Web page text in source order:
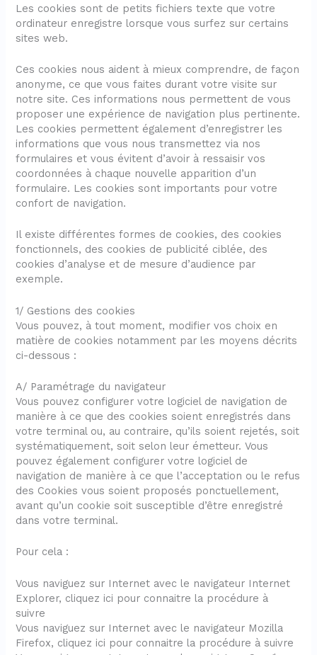
Les cookies sont de petits fichiers texte que votre
ordinateur enregistre lorsque vous surfez sur certains
sites web.
Ces cookies nous aident à mieux comprendre, de façon
anonyme, ce que vous faites durant votre visite sur
notre site. Ces informations nous permettent de vous
proposer une expérience de navigation plus pertinente.
Les cookies permettent également d’enregistrer les
informations que vous nous transmettez via nos
formulaires et vous évitent d’avoir à ressaisir vos
coordonnées à chaque nouvelle apparition d’un
formulaire. Les cookies sont importants pour votre
confort de navigation.
Il existe différentes formes de cookies, des cookies
fonctionnels, des cookies de publicité ciblée, des
cookies d’analyse et de mesure d’audience par
exemple.
1/ Gestions des cookies
Vous pouvez, à tout moment, modifier vos choix en
matière de cookies notamment par les moyens décrits
ci-dessous :
A/ Paramétrage du navigateur
Vous pouvez configurer votre logiciel de navigation de
manière à ce que des cookies soient enregistrés dans
votre terminal ou, au contraire, qu’ils soient rejetés, soit
systématiquement, soit selon leur émetteur. Vous
pouvez également configurer votre logiciel de
navigation de manière à ce que l’acceptation ou le refus
des Cookies vous soient proposés ponctuellement,
avant qu’un cookie soit susceptible d’être enregistré
dans votre terminal.
Pour cela :
Vous naviguez sur Internet avec le navigateur Internet
Explorer, cliquez ici pour connaitre la procédure à
suivre
Vous naviguez sur Internet avec le navigateur Mozilla
Firefox, cliquez ici pour connaitre la procédure à suivre